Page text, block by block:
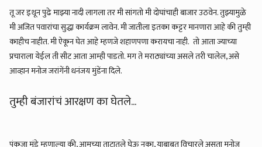
तू जर इथून पुढे माझ्या नादी लागला तर मी सांगतो मी दोघांचाही बाजार उठवेन. तुझ्यामुळे
मी अजित पवारांचा सुद्धा कार्यक्रम लावेन. मी जातीला इतका कट्टर मानणारा आहे की तुम्ही
काहीच नाहीत. मी ऐकून घेत आहे म्हणजे शहाणपणा करायचा नाही. तो आता ज्याच्या
प्रचाराला येईल ती सीट आता आम्ही पाडतो. मग ते मराठ्यांच्या असले तरी चालेल, असे
आव्हान मनोज जरांगेंनी धनंजय मुंडेंना दिले.
तुम्ही बंजारांचं आरक्षण का घेतले...